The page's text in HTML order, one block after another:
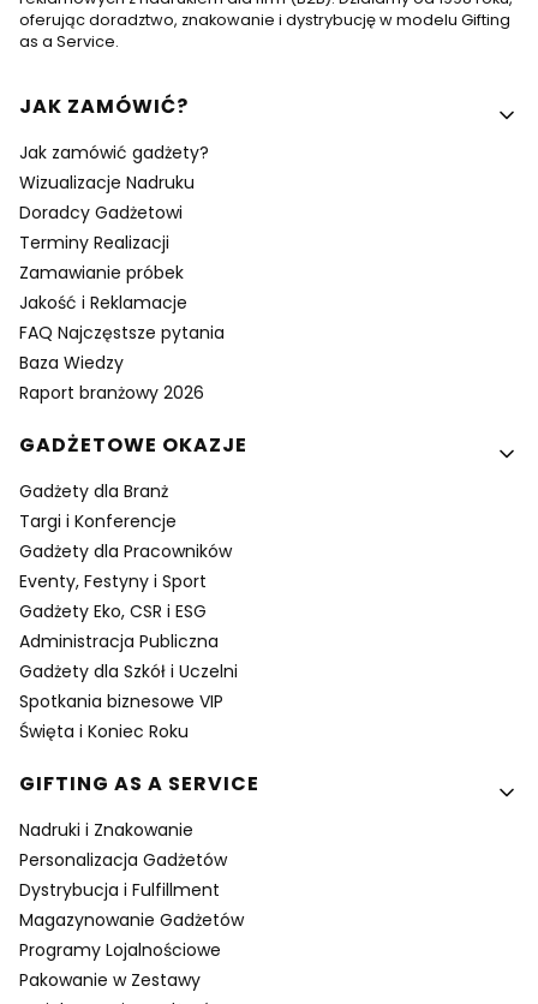
oferując doradztwo, znakowanie i dystrybucję w modelu Gifting
as a Service.
Linki w stopce
JAK ZAMÓWIĆ?
Jak zamówić gadżety?
Wizualizacje Nadruku
Doradcy Gadżetowi
Terminy Realizacji
Zamawianie próbek
Jakość i Reklamacje
FAQ Najczęstsze pytania
Baza Wiedzy
Raport branżowy 2026
GADŻETOWE OKAZJE
Gadżety dla Branż
Targi i Konferencje
Gadżety dla Pracowników
Eventy, Festyny i Sport
Gadżety Eko, CSR i ESG
Administracja Publiczna
Gadżety dla Szkół i Uczelni
Spotkania biznesowe VIP
Święta i Koniec Roku
GIFTING AS A SERVICE
Nadruki i Znakowanie
Personalizacja Gadżetów
Dystrybucja i Fulfillment
Magazynowanie Gadżetów
Programy Lojalnościowe
Pakowanie w Zestawy